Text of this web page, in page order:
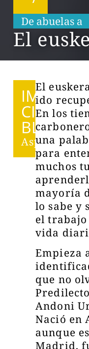
De abuelas a
El
IMPRES
CINDI
BLES
Asparrena
El
ido
En los
una
para
muchos
mayoría
lo sabe y
el trabajo
vida
Empieza
que no
Andoni
Nació en
aunque
Madrid,